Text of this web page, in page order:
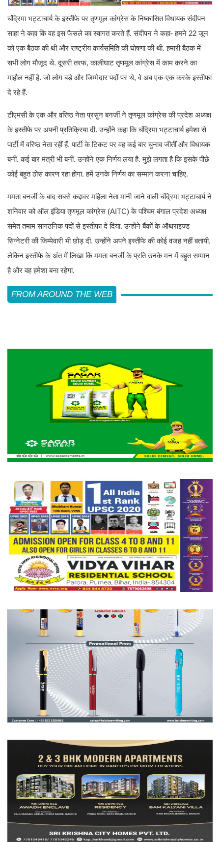
चंद्रिमा भट्टाचार्य के इस्तीफे पर तृणमूल कांग्रेस के निष्कासित विधायक संदीपन
साहा ने कहा कि वह इस फैसले का स्वागत करते हैं. संदीपन ने कहा- हमने 22 जून
को एक बैठक की थी और राष्ट्रीय कार्यसमिति की घोषणा की थी. हमारी बैठक में
सभी लोग मौजूद थे. दूसरी तरफ, कालीघाट तृणमूल कांग्रेस में काम करने का
माहौल नहीं है. जो लोग बड़े और जिम्मेदार पदों पर थे, वे अब एक-एक करके इस्तीफा
दे रहे हैं.
टीएमसी के एक और वरिष्ठ नेता प्रसुन बनर्जी ने तृणमूल कांग्रेस की प्रदेश अध्यक्ष
के इस्तीफे पर अपनी प्रतिक्रिया दी. उन्होंने कहा कि चंद्रिमा भट्टाचार्य हमेशा से
पार्टी में वरिष्ठ नेता रहीं हैं. पार्टी के टिकट पर वह कई बार चुनाव जीतीं और विधायक
बनीं. कई बार मंत्री भी बनीं. उन्होंने एक निर्णय लया है. मुझे लगता है कि इसके पीछे
कोई बहुत ठोस कारण रहा होगा. हमें उनके निर्णय का सम्मान करना चाहिए.
ममता बनर्जी के बाद सबसे कद्दावर महिला नेता मानी जाने वाली चंद्रिमा भट्टाचार्य ने
शनिवार को ऑल इंडिया तृणमूल कांग्रेस (AITC) के पश्चिम बंगाल प्रदेश अध्यक्ष
समेत तमाम सांगठनिक पदों से इस्तीफा दे दिया. उन्होंने बैंकों के ऑथराइज्ड
सिग्नेटरी की जिम्मेवारी भी छोड़ दी. उन्होंने अपने इस्तीफे की कोई वजह नहीं बतायी,
लेकिन इस्तीफे के अंत में लिखा कि ममता बनर्जी के प्रति उनके मन में बहुत सम्मान
है और वह हमेशा बना रहेगा.
FROM AROUND THE WEB